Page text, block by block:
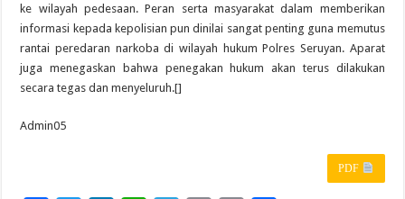
ke wilayah pedesaan. Peran serta masyarakat dalam memberikan
informasi kepada kepolisian pun dinilai sangat penting guna memutus
rantai peredaran narkoba di wilayah hukum Polres Seruyan. Aparat
juga menegaskan bahwa penegakan hukum akan terus dilakukan
secara tegas dan menyeluruh.[]
Admin05
PDF